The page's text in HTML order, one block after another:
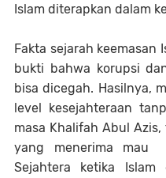
Islam diterapkan dalam
Fakta sejarah keemasan
bukti bahwa korupsi
bisa dicegah. Hasilnya,
level kesejahteraan
masa Khalifah Abul
yang menerima mau
Sejahtera ketika Islam